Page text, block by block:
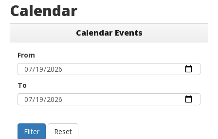
Calendar
Calendar Events
From
To
Filter Reset